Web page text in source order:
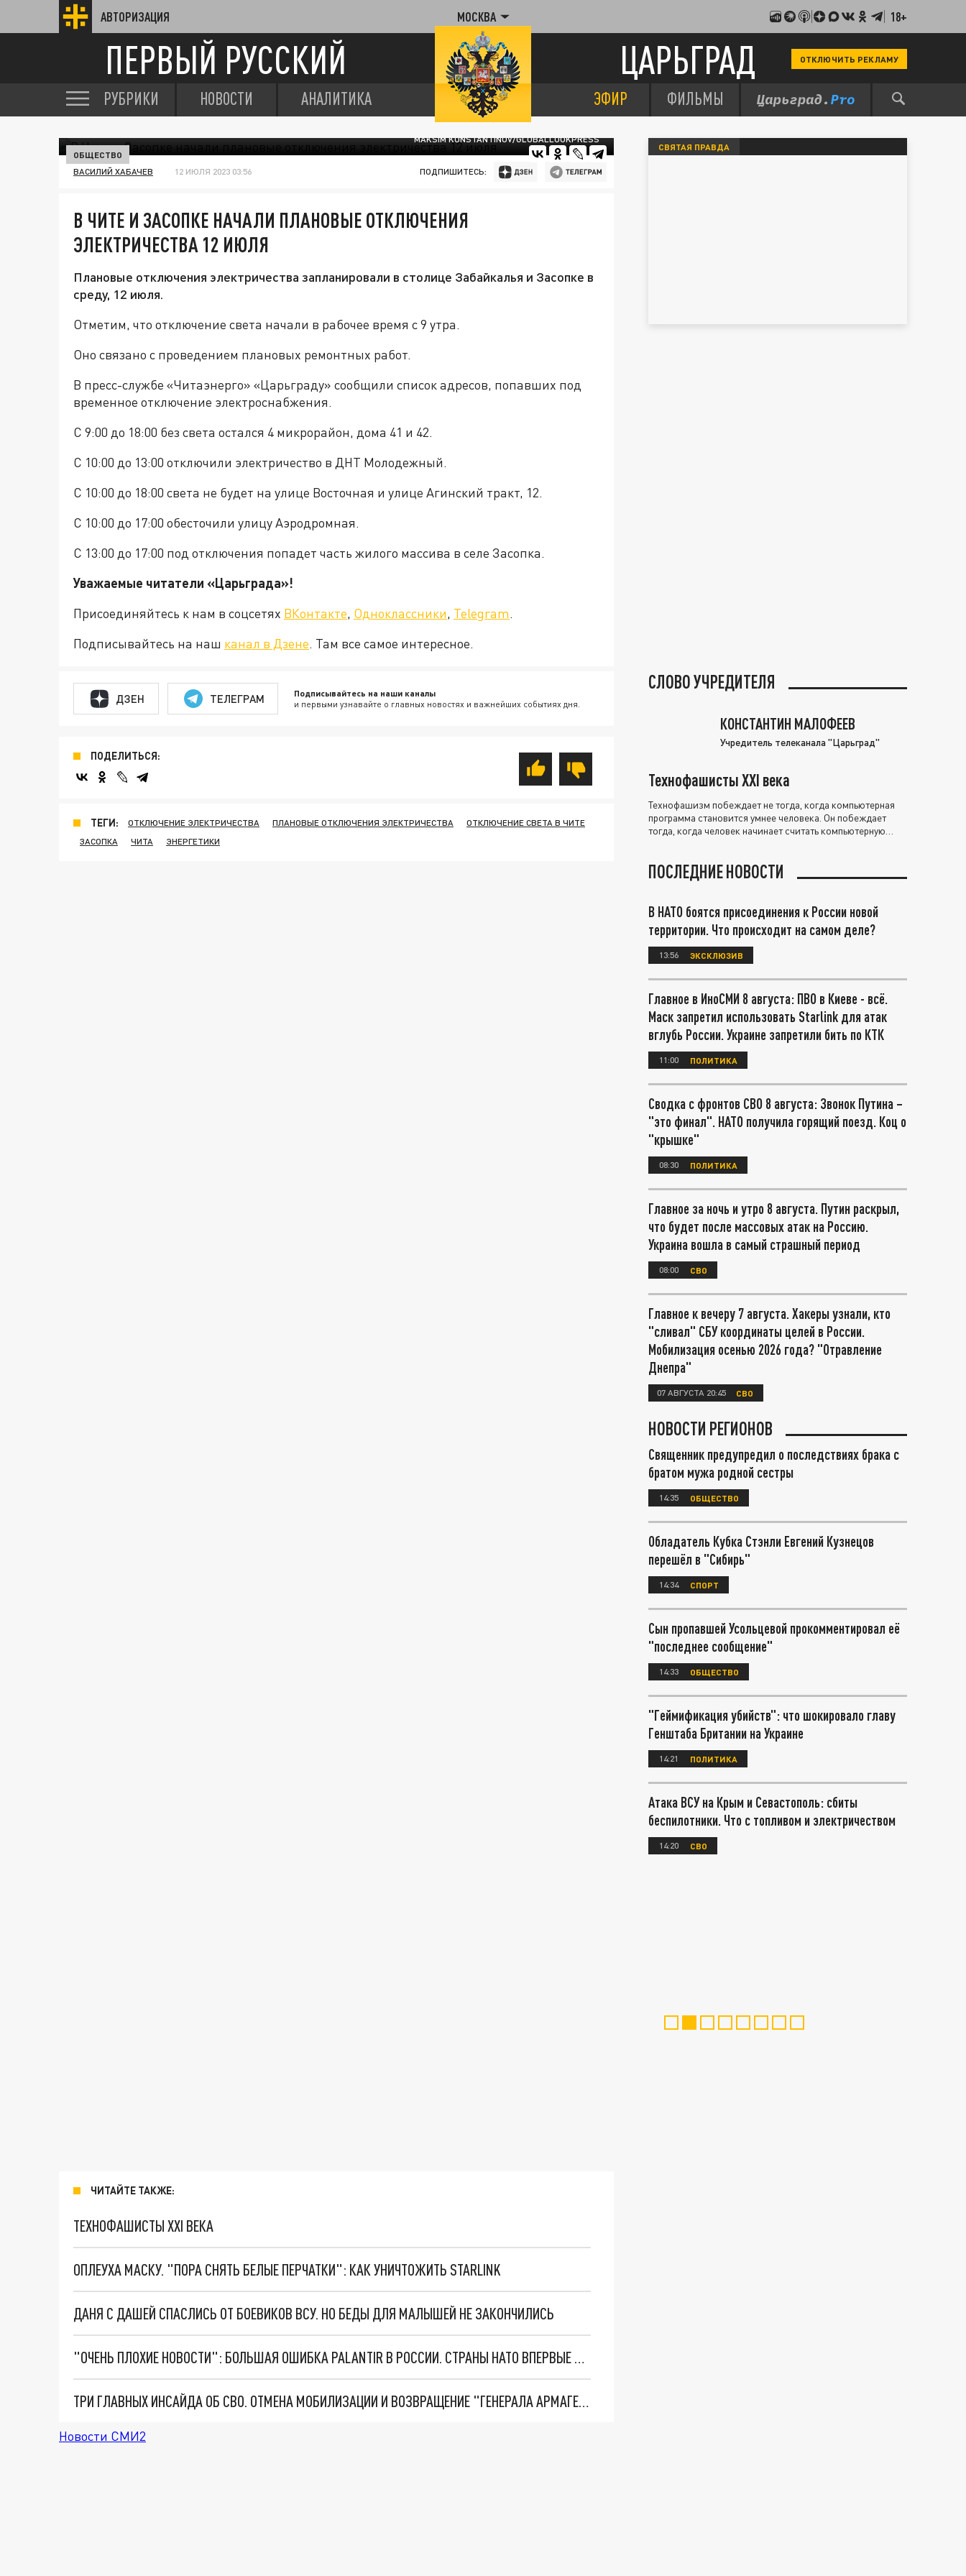
АВТОРИЗАЦИЯ МОСКВА 18+
ПЕРВЫЙ РУССКИЙ ЦАРЬГРАД ОТКЛЮЧИТЬ РЕКЛАМУ
РУБРИКИ НОВОСТИ АНАЛИТИКА ЭФИР ФИЛЬМЫ
MAKSIM KONSTANTINOV/GLOBALLOOKPRESS
ОБЩЕСТВО
ВАСИЛИЙ ХАБАЧЕВ 12 ИЮЛЯ 2023 03:56 ПОДПИШИТЕСЬ:
В ЧИТЕ И ЗАСОПКЕ НАЧАЛИ ПЛАНОВЫЕ ОТКЛЮЧЕНИЯ
ЭЛЕКТРИЧЕСТВА 12 ИЮЛЯ
Плановые отключения электричества запланировали в столице Забайкалья и Засопке в
среду, 12 июля.
Отметим, что отключение света начали в рабочее время с 9 утра.
Оно связано с проведением плановых ремонтных работ.
В пресс-службе «Читаэнерго» «Царьграду» сообщили список адресов, попавших под
временное отключение электроснабжения.
С 9:00 до 18:00 без света остался 4 микрорайон, дома 41 и 42.
С 10:00 до 13:00 отключили электричество в ДНТ Молодежный.
С 10:00 до 18:00 света не будет на улице Восточная и улице Агинский тракт, 12.
С 10:00 до 17:00 обесточили улицу Аэродромная.
С 13:00 до 17:00 под отключения попадет часть жилого массива в селе Засопка.
Уважаемые читатели «Царьграда»!
Присоединяйтесь к нам в соцсетях ВКонтакте, Одноклассники, Telegram.
Подписывайтесь на наш канал в Дзене. Там все самое интересное.
ДЗЕН ТЕЛЕГРАМ Подписывайтесь на наши каналы
и первыми узнавайте о главных новостях и важнейших событиях дня.
ПОДЕЛИТЬСЯ:
ТЕГИ: ОТКЛЮЧЕНИЕ ЭЛЕКТРИЧЕСТВА ПЛАНОВЫЕ ОТКЛЮЧЕНИЯ ЭЛЕКТРИЧЕСТВА
ОТКЛЮЧЕНИЕ СВЕТА В ЧИТЕ
ЗАСОПКА
ЧИТА ЭНЕРГЕТИКИ
ЧИТАЙТЕ ТАКЖЕ:
ТЕХНОФАШИСТЫ XXI ВЕКА
ОПЛЕУХА МАСКУ. "ПОРА СНЯТЬ БЕЛЫЕ ПЕРЧАТКИ": КАК УНИЧТОЖИТЬ STARLINK
ДАНЯ С ДАШЕЙ СПАСЛИСЬ ОТ БОЕВИКОВ ВСУ. НО БЕДЫ ДЛЯ МАЛЫШЕЙ НЕ ЗАКОНЧИЛИСЬ
"ОЧЕНЬ ПЛОХИЕ НОВОСТИ": БОЛЬШАЯ ОШИБКА PALANTIR В РОССИИ. СТРАНЫ НАТО ВПЕРВЫЕ ЗА СВО ОСТАНОВИЛИ ПОСТАВКИ ОРУЖИЯ. ВСУ ТЕРЯЮТ ПРИГРАНИЧЬЕ?
ТРИ ГЛАВНЫХ ИНСАЙДА ОБ СВО. ОТМЕНА МОБИЛИЗАЦИИ И ВОЗВРАЩЕНИЕ "ГЕНЕРАЛА АРМАГЕДДОНА"? ОТЛИЧНЫЕ НОВОСТИ, КОТОРЫЕ ЖДАЛИ ВСЕ
Новости СМИ2
СВЯТАЯ ПРАВДА
СЛОВО УЧРЕДИТЕЛЯ
КОНСТАНТИН МАЛОФЕЕВ
Учредитель телеканала "Царьград"
Технофашисты XXI века
Технофашизм побеждает не тогда, когда компьютерная
программа становится умнее человека. Он побеждает
тогда, когда человек начинает считать компьютерную
ПОСЛЕДНИЕ НОВОСТИ
В НАТО боятся присоединения к России новой
территории. Что происходит на самом деле?
13:56 ЭКСКЛЮЗИВ
Главное в ИноСМИ 8 августа: ПВО в Киеве - всё.
Маск запретил использовать Starlink для атак
вглубь России. Украине запретили бить по КТК
11:00 ПОЛИТИКА
Сводка с фронтов СВО 8 августа: Звонок Путина –
"это финал". НАТО получила горящий поезд. Коц о
"крышке"
08:30 ПОЛИТИКА
Главное за ночь и утро 8 августа. Путин раскрыл,
что будет после массовых атак на Россию.
Украина вошла в самый страшный период
08:00 СВО
Главное к вечеру 7 августа. Хакеры узнали, кто
"сливал" СБУ координаты целей в России.
Мобилизация осенью 2026 года? "Отравление
Днепра"
07 АВГУСТА 20:45 СВО
НОВОСТИ РЕГИОНОВ
Священник предупредил о последствиях брака с
братом мужа родной сестры
14:35 ОБЩЕСТВО
Обладатель Кубка Стэнли Евгений Кузнецов
перешёл в "Сибирь"
14:34 СПОРТ
Сын пропавшей Усольцевой прокомментировал её
"последнее сообщение"
14:33 ОБЩЕСТВО
"Геймификация убийств": что шокировало главу
Генштаба Британии на Украине
14:21 ПОЛИТИКА
Атака ВСУ на Крым и Севастополь: сбиты
беспилотники. Что с топливом и электричеством
14:20 СВО